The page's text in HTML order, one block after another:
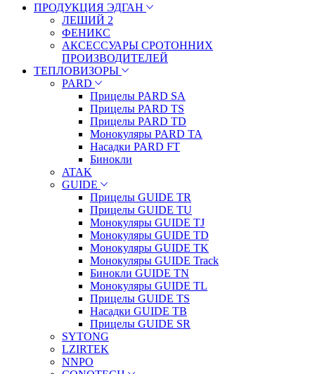
ПРОДУКЦИЯ ЭДГАН
ЛЕШИЙ 2
ФЕНИКС
АКСЕССУАРЫ СРОТОННИХ
ПРОИЗВОДИТЕЛЕЙ
ТЕПЛОВИЗОРЫ
PARD
Прицелы PARD SA
Прицелы PARD TS
Прицелы PARD TD
Монокуляры PARD TA
Насадки PARD FT
Бинокли
ATAK
GUIDE
Прицелы GUIDE TR
Прицелы GUIDE TU
Монокуляры GUIDE TJ
Монокуляры GUIDE TD
Монокуляры GUIDE TK
Монокуляры GUIDE Track
Бинокли GUIDE TN
Монокуляры GUIDE TL
Прицелы GUIDE TS
Насадки GUIDE TB
Прицелы GUIDE SR
SYTONG
LZIRTEK
NNPO